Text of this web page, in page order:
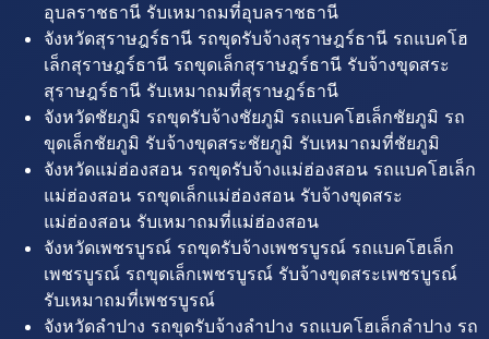
อุบลราชธานี รับเหมาถมที่อุบลราชธานี
จังหวัดสุราษฎร์ธานี รถขุดรับจ้างสุราษฎร์ธานี รถแบคโฮ
เล็กสุราษฎร์ธานี รถขุดเล็กสุราษฎร์ธานี รับจ้างขุดสระ
สุราษฎร์ธานี รับเหมาถมที่สุราษฎร์ธานี
จังหวัดชัยภูมิ รถขุดรับจ้างชัยภูมิ รถแบคโฮเล็กชัยภูมิ รถ
ขุดเล็กชัยภูมิ รับจ้างขุดสระชัยภูมิ รับเหมาถมที่ชัยภูมิ
จังหวัดแม่ฮ่องสอน รถขุดรับจ้างแม่ฮ่องสอน รถแบคโฮเล็ก
แม่ฮ่องสอน รถขุดเล็กแม่ฮ่องสอน รับจ้างขุดสระ
แม่ฮ่องสอน รับเหมาถมที่แม่ฮ่องสอน
จังหวัดเพชรบูรณ์ รถขุดรับจ้างเพชรบูรณ์ รถแบคโฮเล็ก
เพชรบูรณ์ รถขุดเล็กเพชรบูรณ์ รับจ้างขุดสระเพชรบูรณ์
รับเหมาถมที่เพชรบูรณ์
จังหวัดลำปาง รถขุดรับจ้างลำปาง รถแบคโฮเล็กลำปาง รถ